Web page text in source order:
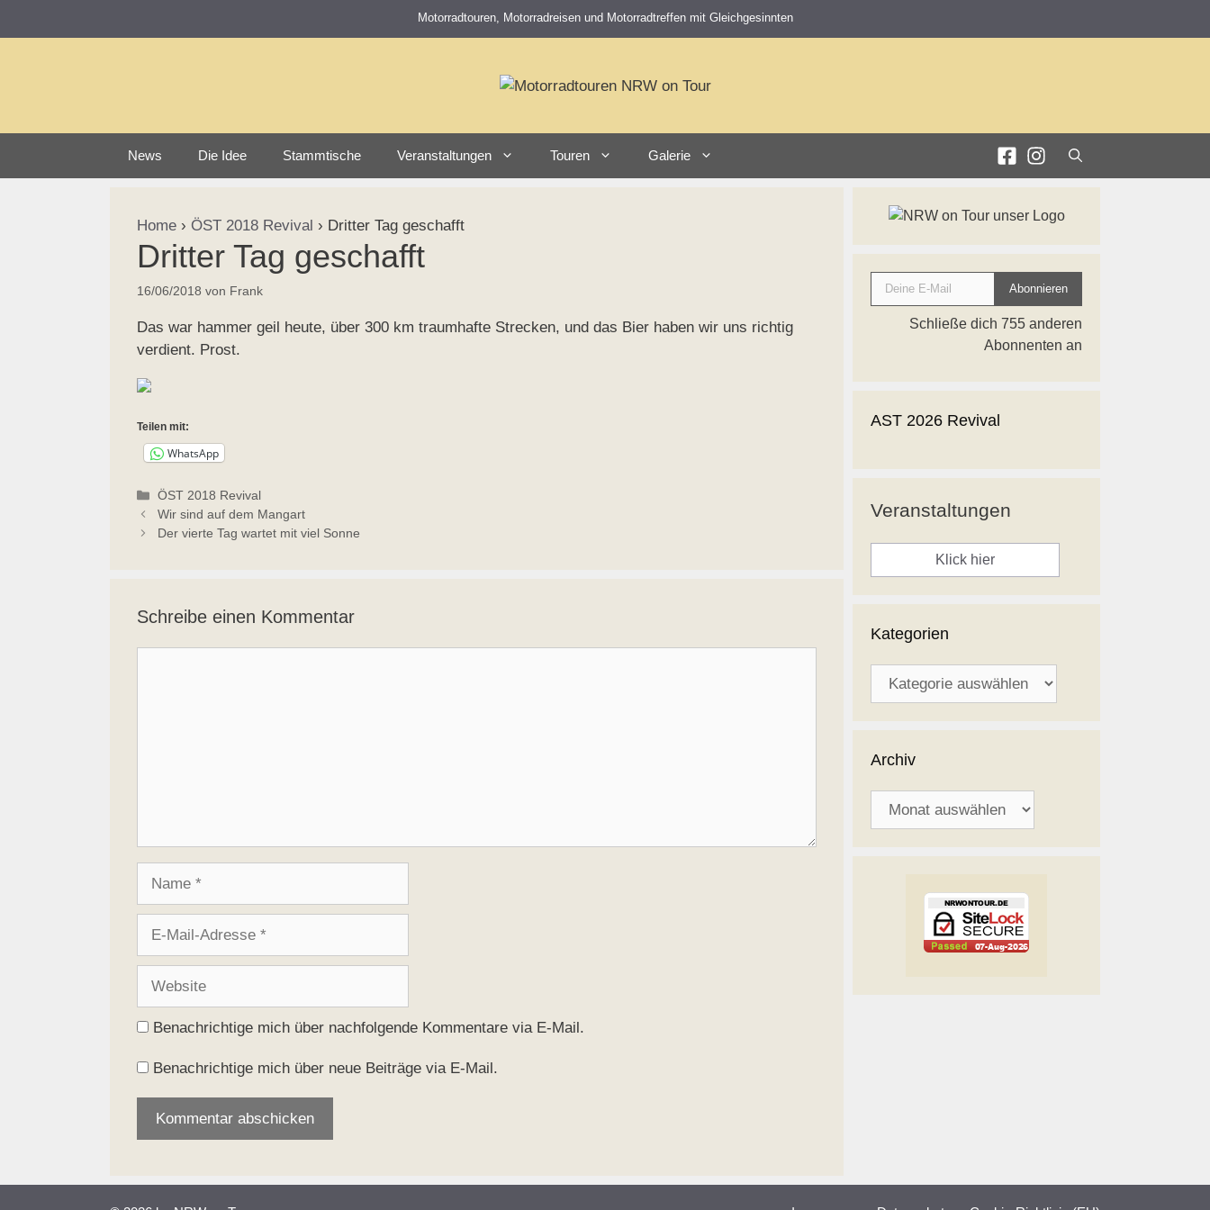
Motorradtouren, Motorradreisen und Motorradtreffen mit Gleichgesinnten
News Die Idee Stammtische Veranstaltungen Touren Galerie
Home › ÖST 2018 Revival › Dritter Tag geschafft
Dritter Tag geschafft
16/06/2018 von Frank
Das war hammer geil heute, über 300 km traumhafte Strecken, und das Bier haben wir uns richtig
verdient. Prost.
Teilen mit:
WhatsApp
Kategorien
ÖST 2018 Revival
Wir sind auf dem Mangart
Der vierte Tag wartet mit viel Sonne
Schreibe einen Kommentar
Adresse
Benachrichtige mich über nachfolgende Kommentare via E-Mail.
Benachrichtige mich über neue Beiträge via E-Mail.
Deine E-Mail
Abonnieren
Schließe dich 755 anderen
Abonnenten an
AST 2026 Revival
Veranstaltungen
Klick hier
Kategorien
Archiv